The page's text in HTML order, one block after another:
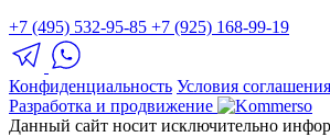
+7 (495) 532-95-85 +7 (925) 168-99-19
Конфиденциальность Условия соглашения
Разработка и продвижение
Данный сайт носит исключительно